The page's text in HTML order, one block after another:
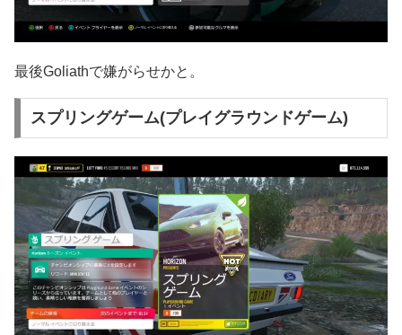
最後Goliathで嫌がらせかと。
スプリングゲーム(プレイグラウンドゲーム)